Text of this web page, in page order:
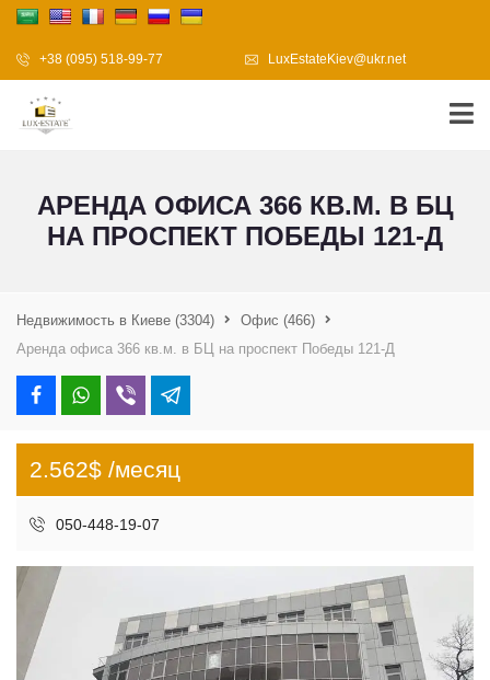
+38 (095) 518-99-77 LuxEstateKiev@ukr.net
АРЕНДА ОФИСА 366 КВ.М. В БЦ
НА ПРОСПЕКТ ПОБЕДЫ 121-Д
Недвижимость в Киеве (3304) Офис (466)
Аренда офиса 366 кв.м. в БЦ на проспект Победы 121-Д
2.562$ /месяц
050-448-19-07